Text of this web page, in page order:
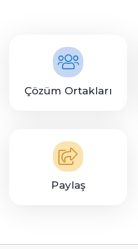
Çözüm Ortakları
Paylaş